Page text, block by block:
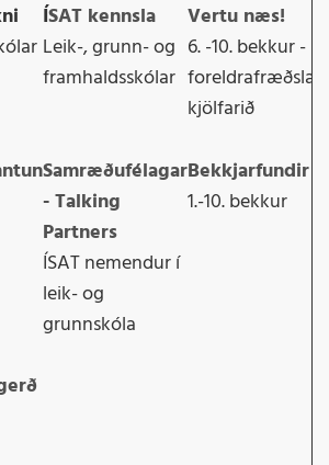
ÍSAT kennsla
Leik-, grunn- og
framhaldsskólar
Vertu næs!
6. -10. bekkur -
foreldrafræðsla í
kjölfarið
Samræðufélagar
- Talking
Partners
ÍSAT nemendur í
leik- og
grunnskóla
Bekkjarfundir
1.-10. bekkur